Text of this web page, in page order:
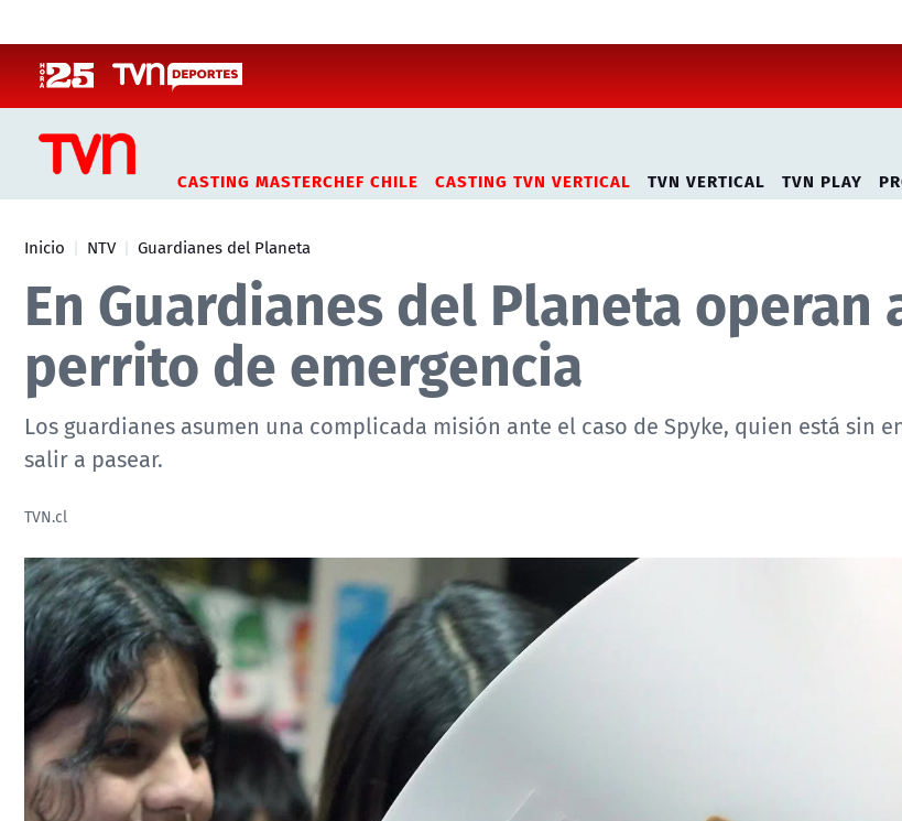
CASTING MASTERCHEF CHILE CASTING TVN VERTICAL TVN VERTICAL TVN PLAY
Inicio NTV Guardianes del Planeta
En Guardianes del Planeta operan
perrito de emergencia
Los guardianes asumen una complicada misión ante el caso de Spyke, quien está sin
salir a pasear.
TVN.cl